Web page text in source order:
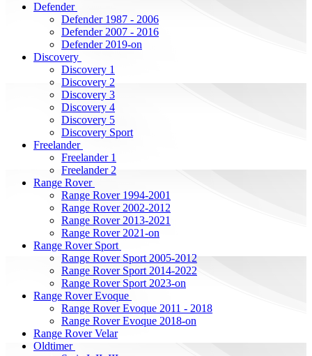
Defender
Defender 1987 - 2006
Defender 2007 - 2016
Defender 2019-on
Discovery
Discovery 1
Discovery 2
Discovery 3
Discovery 4
Discovery 5
Discovery Sport
Freelander
Freelander 1
Freelander 2
Range Rover
Range Rover 1994-2001
Range Rover 2002-2012
Range Rover 2013-2021
Range Rover 2021-on
Range Rover Sport
Range Rover Sport 2005-2012
Range Rover Sport 2014-2022
Range Rover Sport 2023-on
Range Rover Evoque
Range Rover Evoque 2011 - 2018
Range Rover Evoque 2018-on
Range Rover Velar
Oldtimer